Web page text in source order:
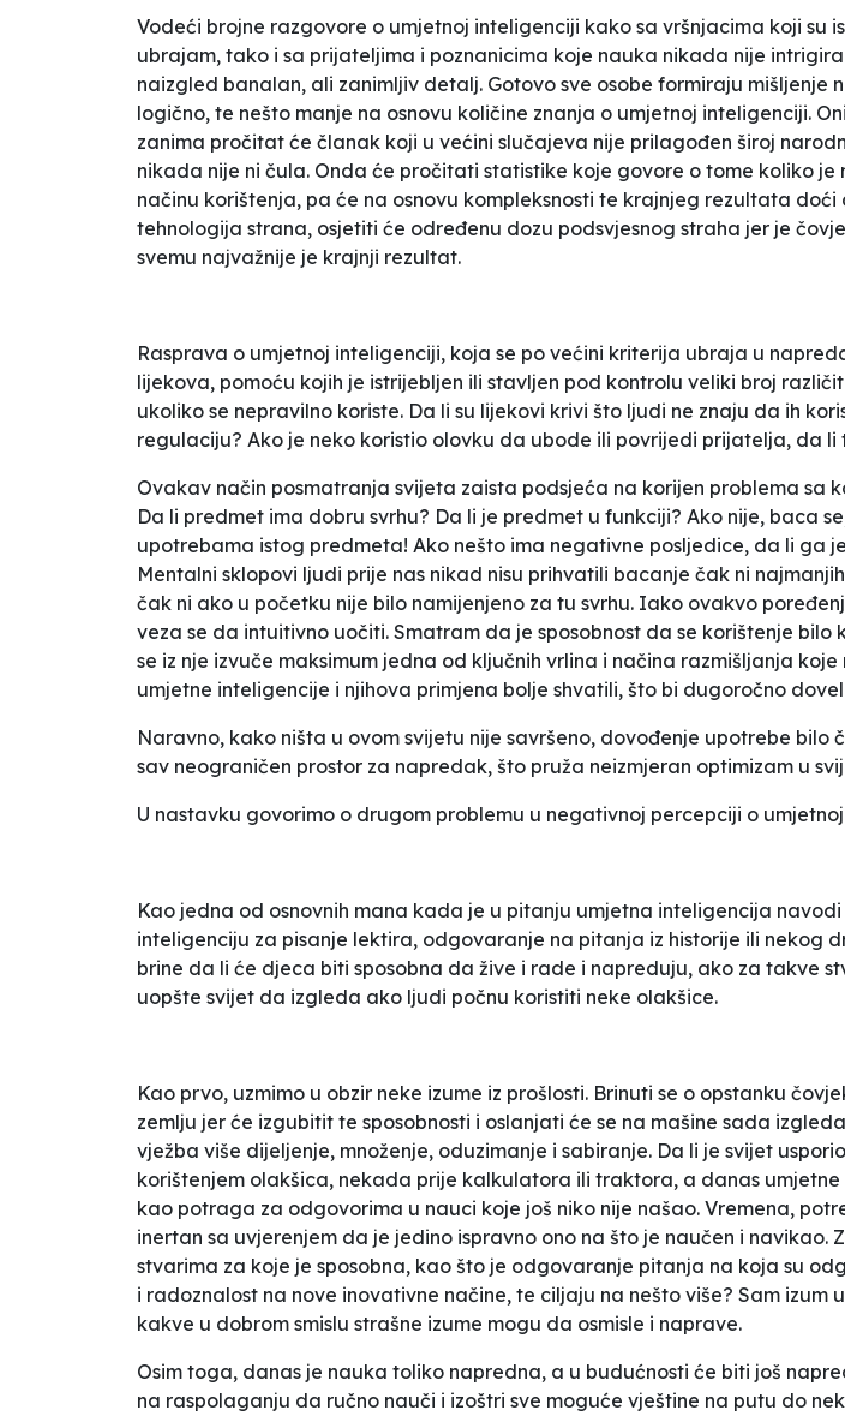
Vodeći brojne razgovore o umjetnoj inteligenciji kako sa vršnjacima koji su
ubrajam, tako i sa prijateljima i poznanicima koje nauka nikada nije
naizgled banalan, ali zanimljiv detalj. Gotovo sve osobe formiraju
logično, te nešto manje na osnovu količine znanja o umjetnoj inteligenciji.
zanima pročitat će članak koji u većini slučajeva nije prilagođen široj
nikada nije ni čula. Onda će pročitati statistike koje govore o tome koliko
načinu korištenja, pa će na osnovu kompleksnosti te krajnjeg rezultata
tehnologija strana, osjetiti će određenu dozu podsvjesnog straha jer je
svemu najvažnije je krajnji rezultat.
Rasprava o umjetnoj inteligenciji, koja se po većini kriterija ubraja u
lijekova, pomoću kojih je istrijebljen ili stavljen pod kontrolu veliki broj
ukoliko se nepravilno koriste. Da li su lijekovi krivi što ljudi ne znaju da ih
regulaciju? Ako je neko koristio olovku da ubode ili povrijedi prijatelja, da
Ovakav način posmatranja svijeta zaista podsjeća na korijen problema sa
Da li predmet ima dobru svrhu? Da li je predmet u funkciji? Ako nije, baca
upotrebama istog predmeta! Ako nešto ima negativne posljedice, da li ga
Mentalni sklopovi ljudi prije nas nikad nisu prihvatili bacanje čak ni
čak ni ako u početku nije bilo namijenjeno za tu svrhu. Iako ovakvo
veza se da intuitivno uočiti. Smatram da je sposobnost da se korištenje
se iz nje izvuče maksimum jedna od ključnih vrlina i načina razmišljanja
umjetne inteligencije i njihova primjena bolje shvatili, što bi dugoročno
Naravno, kako ništa u ovom svijetu nije savršeno, dovođenje upotrebe
sav neograničen prostor za napredak, što pruža neizmjeran optimizam u
U nastavku govorimo o drugom problemu u negativnoj percepciji o
Kao jedna od osnovnih mana kada je u pitanju umjetna inteligencija
inteligenciju za pisanje lektira, odgovaranje na pitanja iz historije ili
brine da li će djeca biti sposobna da žive i rade i napreduju, ako za takve
uopšte svijet da izgleda ako ljudi počnu koristiti neke olakšice.
Kao prvo, uzmimo u obzir neke izume iz prošlosti. Brinuti se o opstanku
zemlju jer će izgubitit te sposobnosti i oslanjati će se na mašine sada
vježba više dijeljenje, množenje, oduzimanje i sabiranje. Da li je svijet
korištenjem olakšica, nekada prije kalkulatora ili traktora, a danas
kao potraga za odgovorima u nauci koje još niko nije našao. Vremena,
inertan sa uvjerenjem da je jedino ispravno ono na što je naučen i
stvarima za koje je sposobna, kao što je odgovaranje pitanja na koja su
i radoznalost na nove inovativne načine, te ciljaju na nešto više? Sam
kakve u dobrom smislu strašne izume mogu da osmisle i naprave.
Osim toga, danas je nauka toliko napredna, a u budućnosti će biti još
na raspolaganju da ručno nauči i izoštri sve moguće vještine na putu do